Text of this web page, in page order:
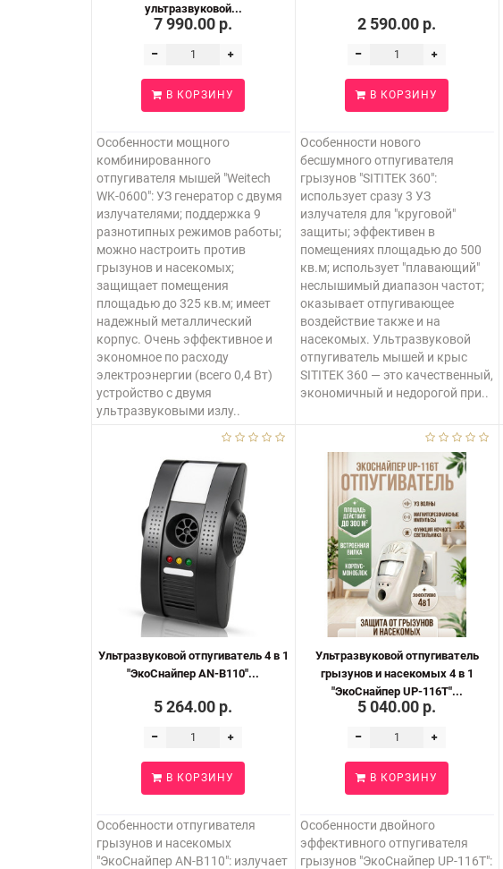
ультразвуковой...
7 990.00 р.
В КОРЗИНУ
Особенности мощного
комбинированного
отпугивателя мышей "Weitech
WK-0600": УЗ генератор с двумя
излучателями; поддержка 9
разнотипных режимов работы;
можно настроить против
грызунов и насекомых;
защищает помещения
площадью до 325 кв.м; имеет
надежный металлический
корпус. Очень эффективное и
экономное по расходу
электроэнергии (всего 0,4 Вт)
устройство с двумя
ультразвуковыми излу..
2 590.00 р.
В КОРЗИНУ
Особенности нового
бесшумного отпугивателя
грызунов "SITITEK 360":
использует сразу 3 УЗ
излучателя для "круговой"
защиты; эффективен в
помещениях площадью до 500
кв.м; использует "плавающий"
неслышимый диапазон частот;
оказывает отпугивающее
воздействие также и на
насекомых. Ультразвуковой
отпугиватель мышей и крыс
SITITEK 360 — это качественный,
экономичный и недорогой при..
Ультразвуковой отпугиватель 4 в 1
"ЭкоСнайпер AN-B110"...
5 264.00 р.
В КОРЗИНУ
Особенности отпугивателя
грызунов и насекомых
"ЭкоСнайпер AN-B110": излучает
Ультразвуковой отпугиватель
грызунов и насекомых 4 в 1
"ЭкоСнайпер UP-116T"...
5 040.00 р.
В КОРЗИНУ
Особенности двойного
эффективного отпугивателя
грызунов "ЭкоСнайпер UP-116T":